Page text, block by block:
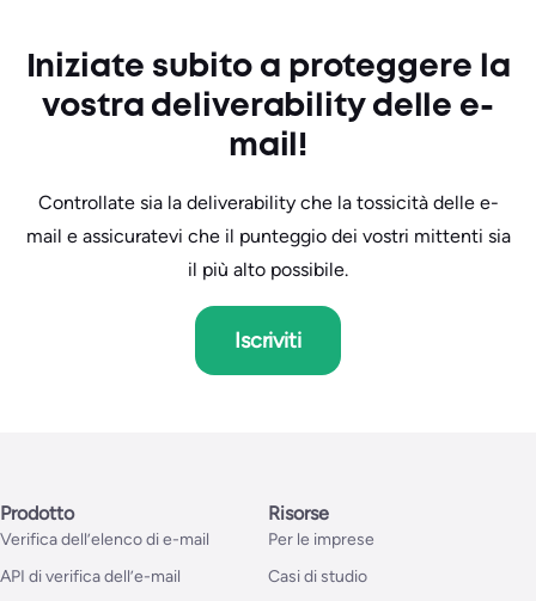
Iniziate subito a proteggere la
vostra deliverability delle e-
mail!
Controllate sia la deliverability che la tossicità delle e-
mail e assicuratevi che il punteggio dei vostri mittenti sia
il più alto possibile.
Iscriviti
Prodotto
Verifica dell’elenco di e-mail
API di verifica dell’e-mail
Risorse
Per le imprese
Casi di studio